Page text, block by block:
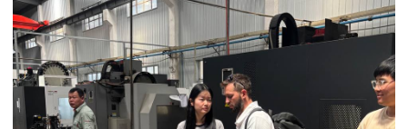
ИНДИВИДУАЛЬНЫЕ УСЛУГИ
Выгодные условия
Сертификация грузов
Консолидация грузов
Сопровождение грузов
Таможенное оформление
Страхование груза